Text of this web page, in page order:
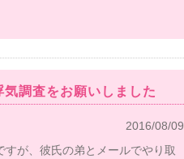
調査をお願いしました
2016/08/09
が、彼氏の弟とメールでやり取